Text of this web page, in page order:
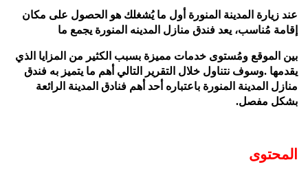
عند زيارة المدينة المنورة أول ما يُشغلك هو الحصول على مكان
إقامة مُناسب، يعد فندق منازل المدينه المنورة يجمع ما
بين الموقع ومُستوى خدمات مميزة بسبب الكثير من المزايا الذي
يقدمها .وسوف نتناول خلال التقرير التالي أهم ما يتميز به فندق
منازل المدينة المنورة باعتباره أحد أهم فنادق المدينة الرائعة
بشكل مفصل.
المحتوى